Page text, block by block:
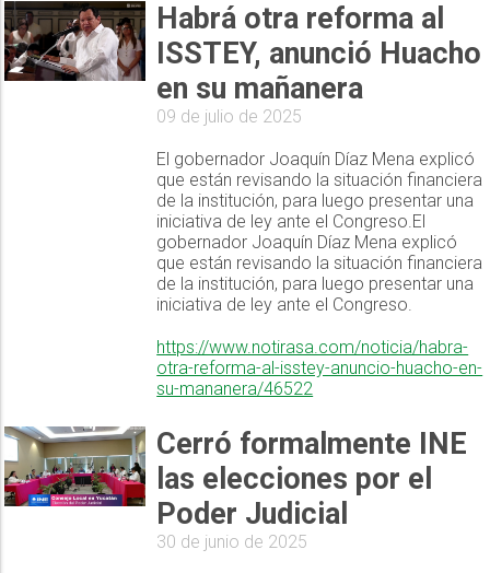
Habrá otra reforma al
ISSTEY, anunció Huacho
en su mañanera
09 de julio de 2025
El gobernador Joaquín Díaz Mena explicó
que están revisando la situación financiera
de la institución, para luego presentar una
iniciativa de ley ante el Congreso.El
gobernador Joaquín Díaz Mena explicó
que están revisando la situación financiera
de la institución, para luego presentar una
iniciativa de ley ante el Congreso.
https://www.notirasa.com/noticia/habra-
otra-reforma-al-isstey-anuncio-huacho-en-
su-mananera/46522
Cerró formalmente INE
las elecciones por el
Poder Judicial
30 de junio de 2025